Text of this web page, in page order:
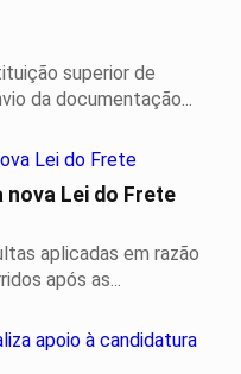
superior de
da documentação...
nova Lei do Frete
aplicadas em razão
após as...